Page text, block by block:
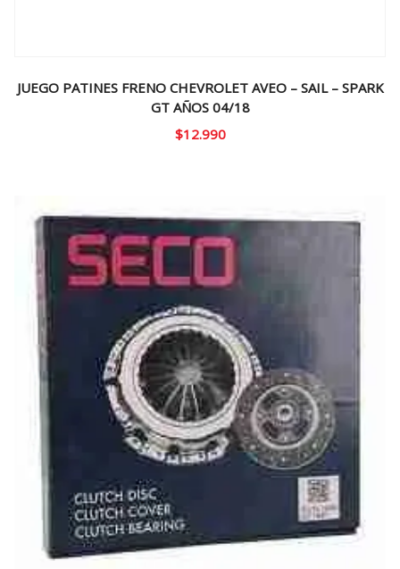
JUEGO PATINES FRENO CHEVROLET AVEO – SAIL – SPARK
GT AÑOS 04/18
$12.990